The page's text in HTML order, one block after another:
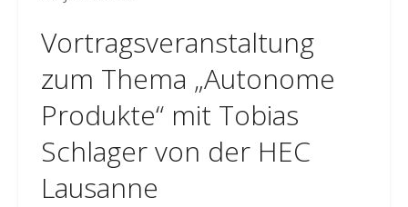
Vortragsveranstaltung
zum Thema „Autonome
Produkte“ mit Tobias
Schlager von der HEC
Lausanne